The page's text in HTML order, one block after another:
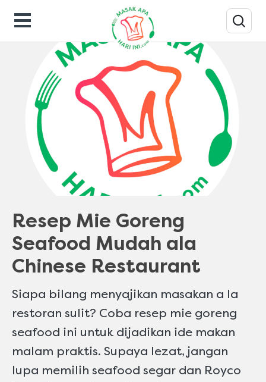
Resep Masakan
Resep Mie Goreng
Seafood Mudah ala
Chinese Restaurant
Siapa bilang menyajikan masakan a la
restoran sulit? Coba resep mie goreng
seafood ini untuk dijadikan ide makan
malam praktis. Supaya lezat, jangan
lupa memilih seafood segar dan Royco